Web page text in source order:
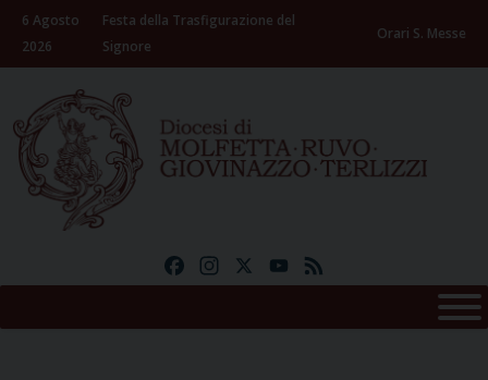
Skip
content
6 Agosto
2026
Festa della Trasfigurazione del
Signore
Orari S. Messe
FacebookInstagramYouTube